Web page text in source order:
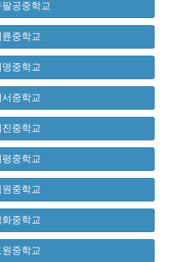
팔공중학교
륜중학교
명중학교
서중학교
진중학교
평중학교
원중학교
화중학교
원중학교